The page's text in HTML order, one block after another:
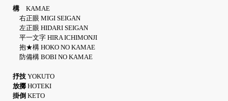
構KAMAE
右正眼 MIGI SEIGAN
左正眼 HIDARI SEIGAN
平一文字 HIRA ICHIMONJI
抱★構 HOKO NO KAMAE
防備構 BOBI NO KAMAE
抒技 YOKUTO
放擲 HOTEKI
掛倒 KETO